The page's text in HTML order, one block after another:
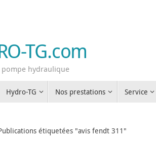
TG.com
pompe hydraulique
Hydro-TG Nos prestations Service
étiquetées "avis fendt 311"